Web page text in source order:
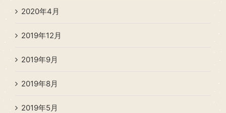
2020年4月
2019年12月
2019年9月
2019年8月
2019年5月